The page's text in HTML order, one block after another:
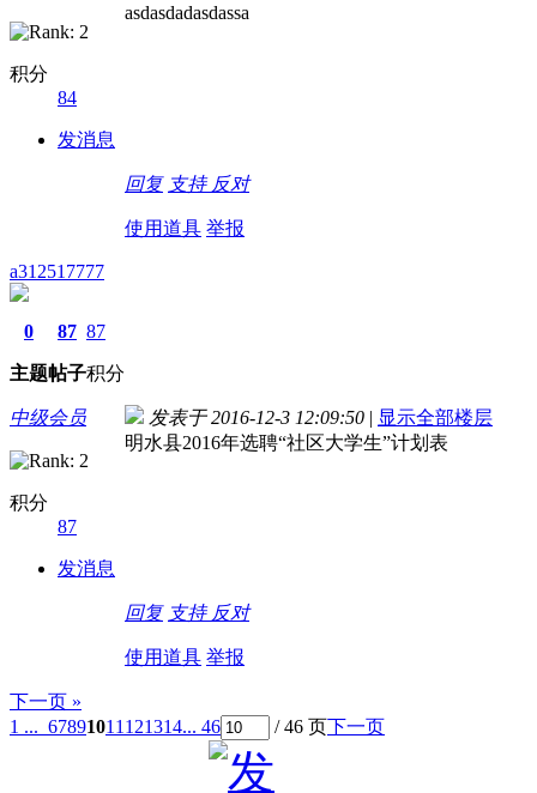
积分
84
发消息
asdasdadasdassa
回复 支持 反对
使用道具 举报
a312517777
0
主题
87
帖子
87
积分
中级会员
积分
87
发消息
发表于 2016-12-3 12:09:50 | 显示全部楼层
明水县2016年选聘“社区大学生”计划表
回复 支持 反对
使用道具 举报
下一页 »
1 ... 67891011 121314... 46 / 46 页下一页